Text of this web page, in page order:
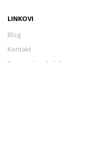
LINKOVI
Blog
Kontakt
Provozní podmínky